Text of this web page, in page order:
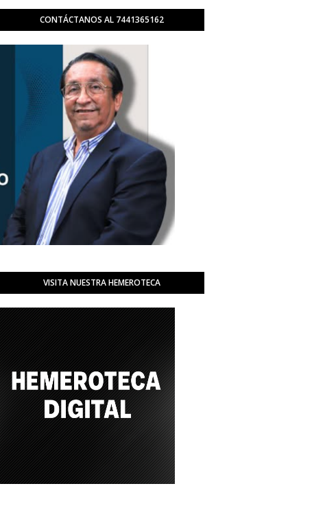
CONTÁCTANOS AL 7441365162
VISITA NUESTRA HEMEROTECA